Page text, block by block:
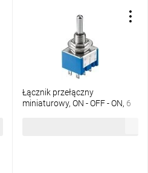
Łącznik przełączny
miniaturowy, ON - OFF - ON, 6